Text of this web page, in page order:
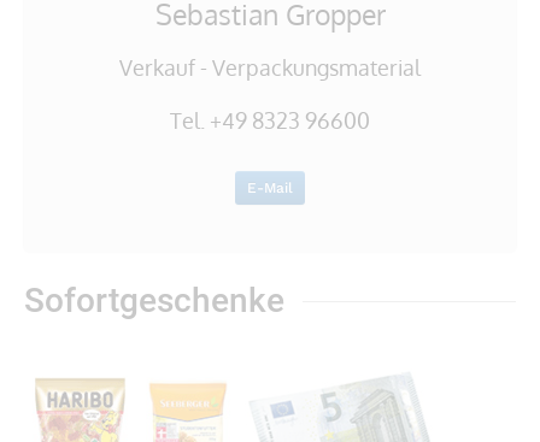
Sofortgeschenke
Sebastian Gropper
Verkauf - Verpackungsmaterial
Tel. +49 8323 96600
E-Mail